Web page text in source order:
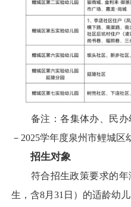
备注：各集体办、民办
－2025学年度泉州市鲤城区
招生对象
符合招生政策要求的年
生，含8月31日）的适龄幼儿